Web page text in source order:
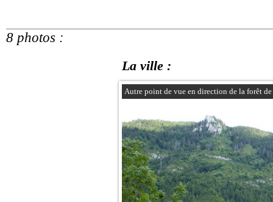
8 photos :
La ville :
Autre point de vue en direction de la forêt